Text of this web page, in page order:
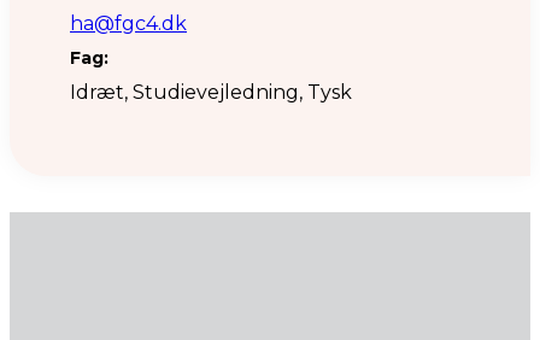
ha@fgc4.dk
Fag:
Idræt, Studievejledning, Tysk